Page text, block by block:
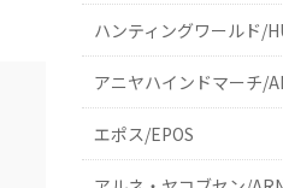
ハンティングワールド/
アニヤハインドマーチ/
エポス/EPOS